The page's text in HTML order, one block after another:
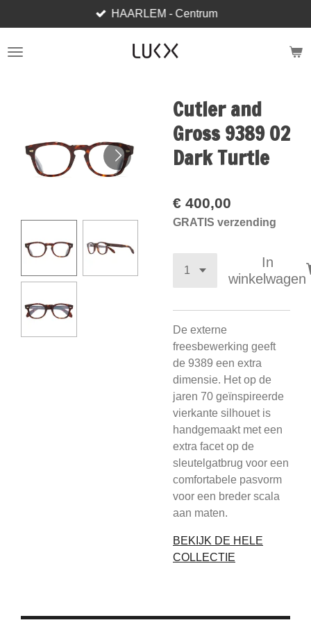
direct
naar
HAARLEM - Centrum
Cutler and
Gross 9389 02
Dark Turtle
€ 400,00
GRATIS verzending
In
winkelwagen
De externe
freesbewerking geeft
de 9389 een extra
dimensie. Het op de
jaren 70 geïnspireerde
vierkante silhouet is
handgemaakt met een
extra facet op de
sleutelgatbrug voor een
comfortabele pasvorm
voor een breder scala
aan maten.
BEKIJK DE HELE
COLLECTIE